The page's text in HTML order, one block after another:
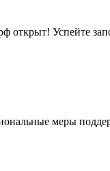
Успейте
меры